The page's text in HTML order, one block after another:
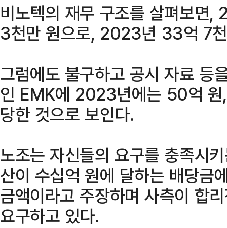
비노텍의 재무 구조를 살펴보면
3천만 원으로, 2023년 33억 7
그럼에도 불구하고 공시 자료 등
인 EMK에 2023년에는 50억
당한 것으로 보인다.
노조는 자신들의 요구를 충족시
산이 수십억 원에 달하는 배당금
금액이라고 주장하며 사측이 합
요구하고 있다.